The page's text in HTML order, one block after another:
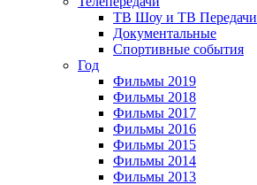
ТВ Шоу и ТВ Передачи
Документальные
Спортивные события
Год
Фильмы 2019
Фильмы 2018
Фильмы 2017
Фильмы 2016
Фильмы 2015
Фильмы 2014
Фильмы 2013